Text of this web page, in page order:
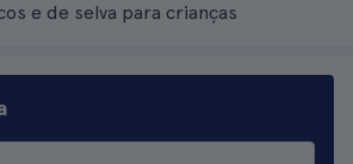
e de selva para crianças